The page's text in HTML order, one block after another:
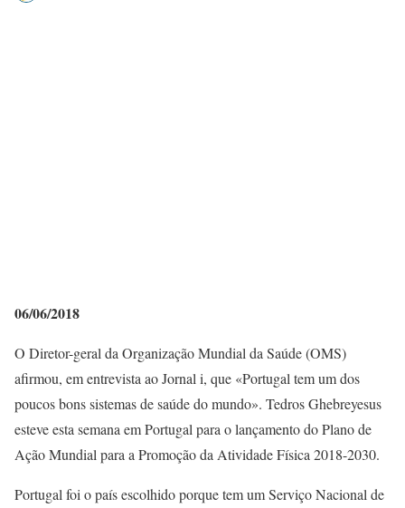
06/06/2018
O Diretor-geral da Organização Mundial da Saúde (OMS)
afirmou, em entrevista ao Jornal i, que «Portugal tem um dos
poucos bons sistemas de saúde do mundo». Tedros Ghebreyesus
esteve esta semana em Portugal para o lançamento do Plano de
Ação Mundial para a Promoção da Atividade Física 2018-2030.
Portugal foi o país escolhido porque tem um Serviço Nacional de